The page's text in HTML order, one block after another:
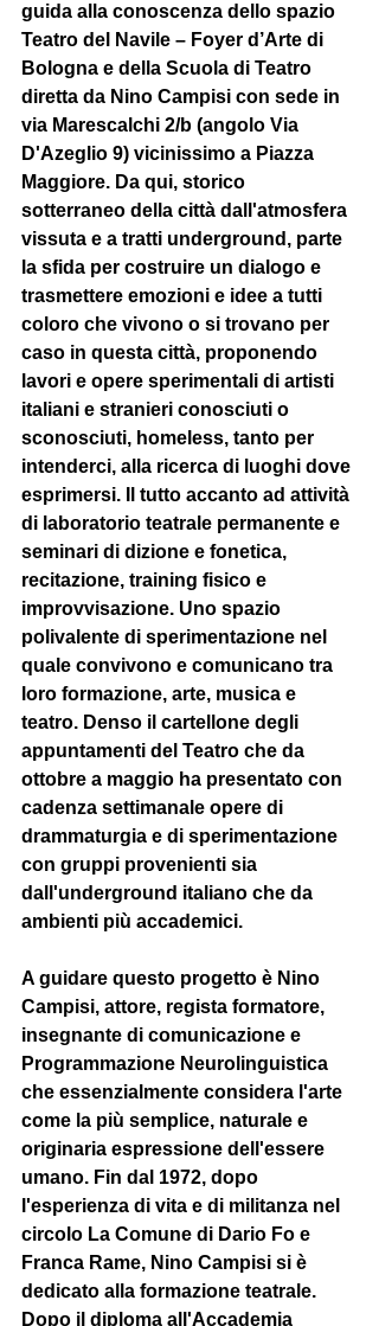
guida alla conoscenza dello spazio
Teatro del Navile – Foyer d’Arte di
Bologna e della Scuola di Teatro
diretta da Nino Campisi con sede in
via Marescalchi 2/b (angolo Via
D'Azeglio 9) vicinissimo a Piazza
Maggiore. Da qui, storico
sotterraneo della città dall'atmosfera
vissuta e a tratti underground, parte
la sfida per costruire un dialogo e
trasmettere emozioni e idee a tutti
coloro che vivono o si trovano per
caso in questa città, proponendo
lavori e opere sperimentali di artisti
italiani e stranieri conosciuti o
sconosciuti, homeless, tanto per
intenderci, alla ricerca di luoghi dove
esprimersi. Il tutto accanto ad attività
di laboratorio teatrale permanente e
seminari di dizione e fonetica,
recitazione, training fisico e
improvvisazione. Uno spazio
polivalente di sperimentazione nel
quale convivono e comunicano tra
loro formazione, arte, musica e
teatro. Denso il cartellone degli
appuntamenti del Teatro che da
ottobre a maggio ha presentato con
cadenza settimanale opere di
drammaturgia e di sperimentazione
con gruppi provenienti sia
dall'underground italiano che da
ambienti più accademici.
A guidare questo progetto è Nino
Campisi, attore, regista formatore,
insegnante di comunicazione e
Programmazione Neurolinguistica
che essenzialmente considera l'arte
come la più semplice, naturale e
originaria espressione dell'essere
umano. Fin dal 1972, dopo
l'esperienza di vita e di militanza nel
circolo La Comune di Dario Fo e
Franca Rame, Nino Campisi si è
dedicato alla formazione teatrale.
Dopo il diploma all'Accademia